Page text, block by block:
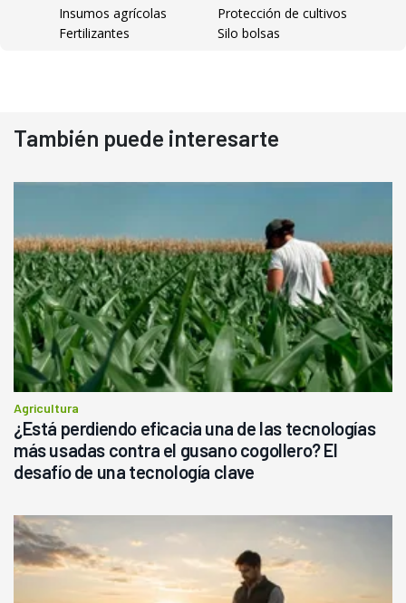
Insumos agrícolas
Protección de cultivos
Fertilizantes
Silo bolsas
También puede interesarte
Agricultura
¿Está perdiendo eficacia una de las tecnologías
más usadas contra el gusano cogollero? El
desafío de una tecnología clave